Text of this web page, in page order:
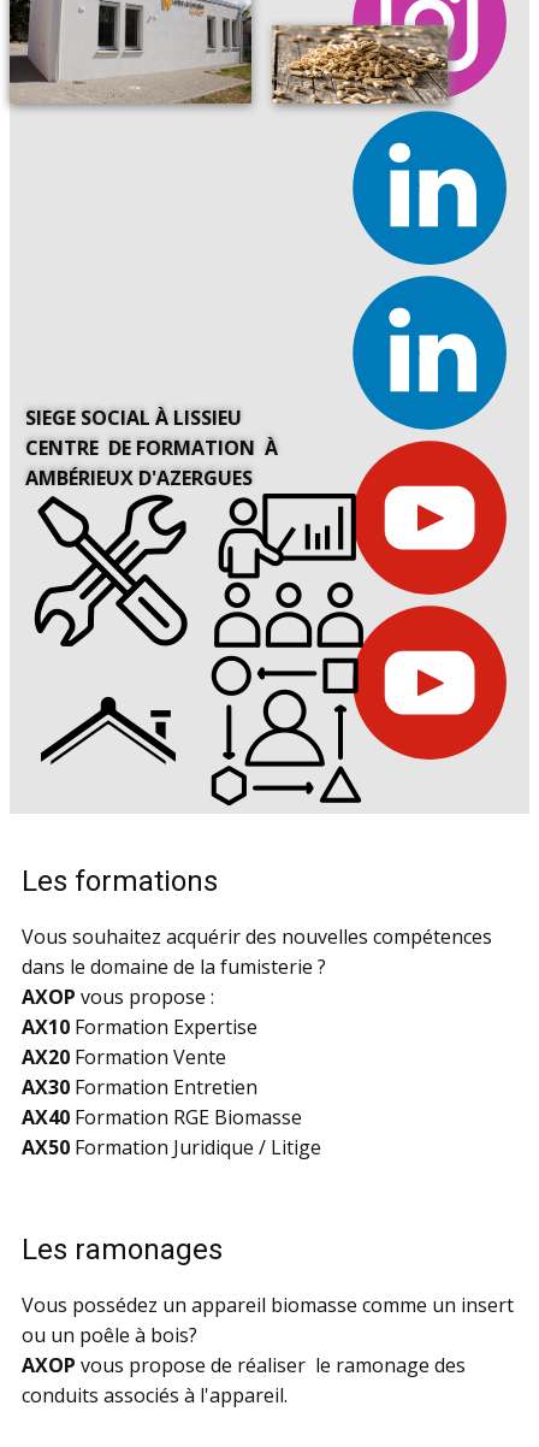
SIEGE SOCIAL À LISSIEU
CENTRE DE FORMATION À
AMBÉRIEUX D'AZERGUES
Les formations
Vous souhaitez acquérir des nouvelles compétences
dans le domaine de la fumisterie ?
AXOP vous propose :
AX10 Formation Expertise
AX20 Formation Vente
AX30 Formation Entretien
AX40 Formation RGE Biomasse
AX50 Formation Juridique / Litige
Les ramonages
Vous possédez un appareil biomasse comme un insert
ou un poêle à bois?
AXOP vous propose de réaliser le ramonage des
conduits associés à l'appareil.